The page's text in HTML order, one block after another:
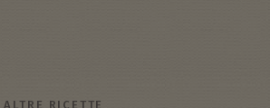
ALTRE RICETTE